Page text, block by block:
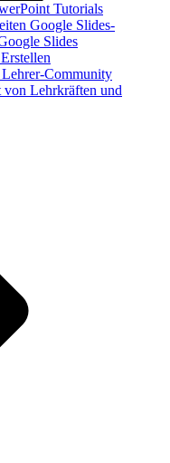
Tutorials
Google Slides-
Slides
Lehrer-Community
von Lehrkräften und